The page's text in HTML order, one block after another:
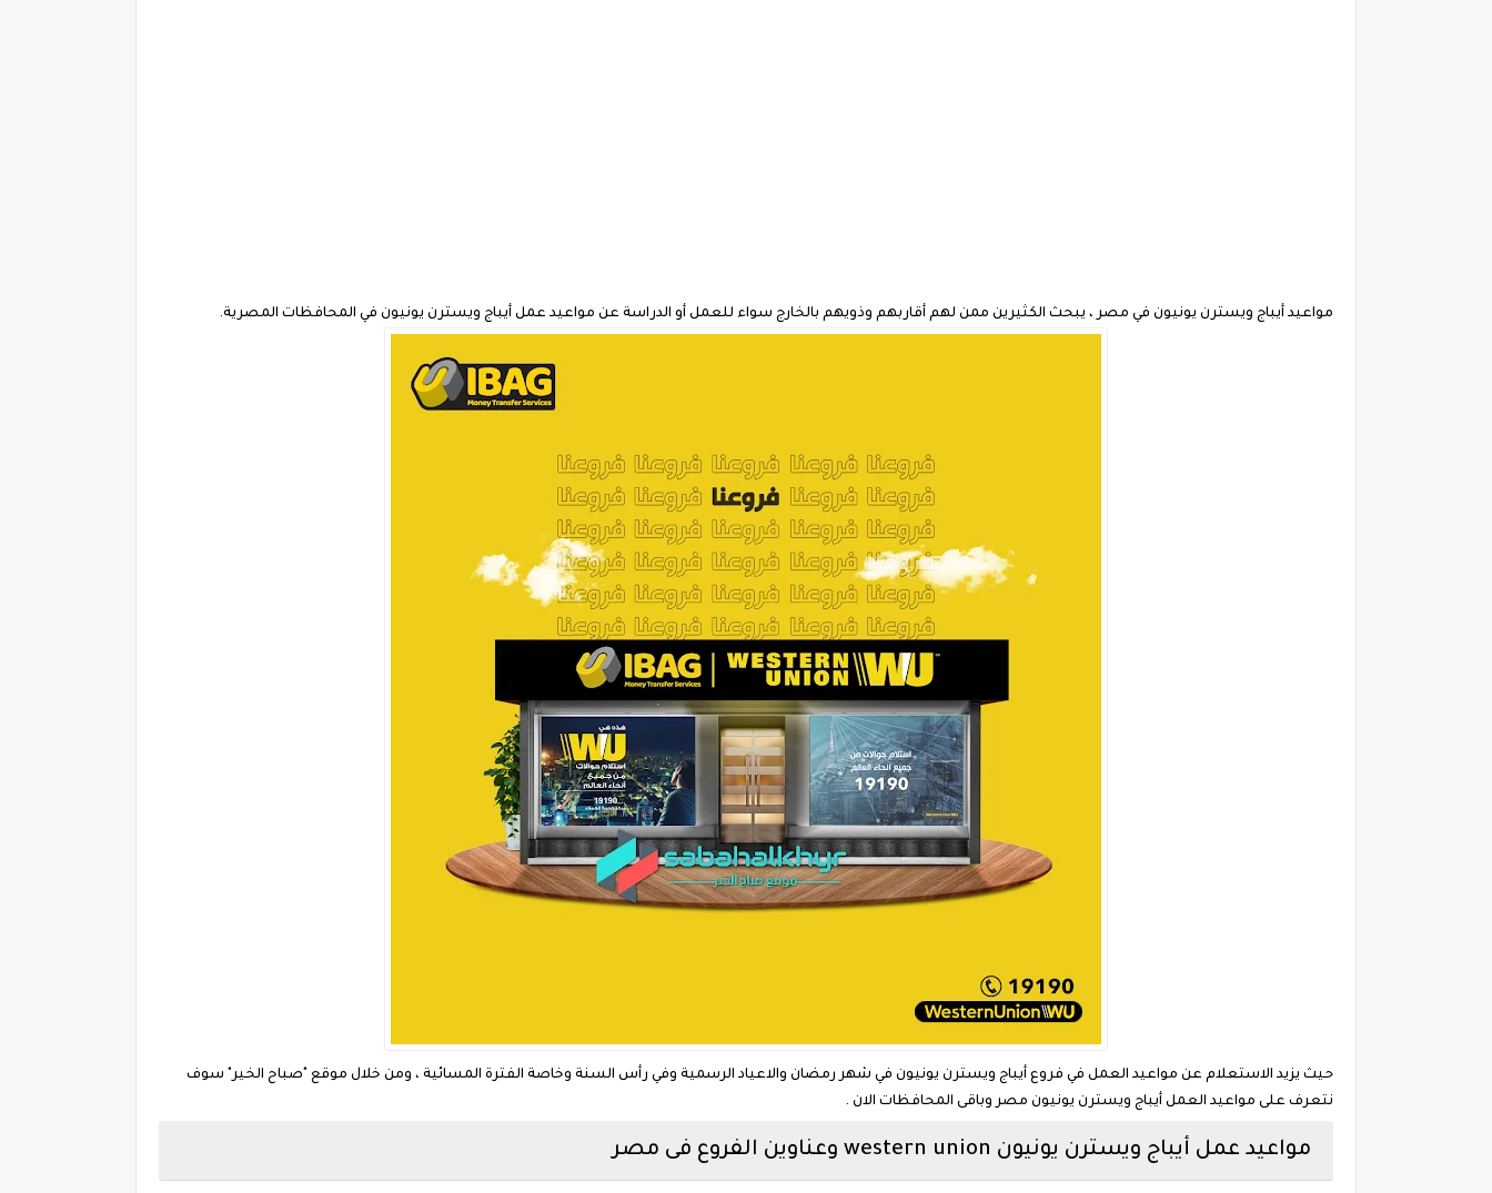
مواعيد أيباج ويسترن يونيون في مصر ، يبحث الكثيرين ممن لهم أقاربهم وذويهم بالخارج سواء للعمل أو الدراسة عن مواعيد عمل أيباج ويسترن يونيون في المحافظات المصرية.
حيث يزيد الاستعلام عن مواعيد العمل في فروع أيباج ويسترن يونيون في شهر رمضان والاعياد الرسمية وفي رأس السنة وخاصة الفترة المسائية ، ومن خلال موقع "صباح الخير" سوف
نتعرف على مواعيد العمل أيباج ويسترن يونيون مصر وباقى المحافظات الان .
مواعيد عمل أيباج ويسترن يونيون western union وعناوين الفروع فى مصر